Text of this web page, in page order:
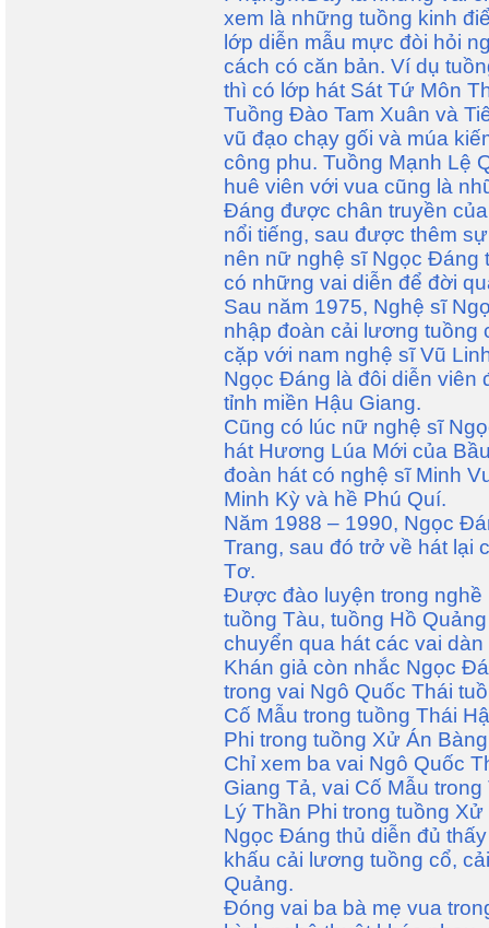
xem là những tuồng kinh
lớp diễn mẫu mực đòi hỏi
cách có căn bản. Ví dụ
thì có lớp hát Sát Tứ Môn
Tuồng Đào Tam Xuân và
vũ đạo chạy gối và múa
công phu. Tuồng Mạnh Lệ
huê viên với vua cũng là
Đáng được chân truyền
nổi tiếng, sau được thêm
nên nữ nghệ sĩ Ngọc Đáng
có những vai diễn để đời
Sau năm 1975, Nghệ sĩ
nhập đoàn cải lương tuồng
cặp với nam nghệ sĩ Vũ
Ngọc Đáng là đôi diễn viên
tỉnh miền Hậu Giang.
Cũng có lúc nữ nghệ sĩ
hát Hương Lúa Mới của
đoàn hát có nghệ sĩ Minh
Minh Kỳ và hề Phú Quí.
Năm 1988 – 1990, Ngọc
Trang, sau đó trở về hát lại
Tơ.
Được đào luyện trong
tuồng Tàu, tuồng Hồ
chuyển qua hát các vai
Khán giả còn nhắc Ngọc
trong vai Ngô Quốc Thái
Cố Mẫu trong tuồng Thái
Phi trong tuồng Xử Án
Chỉ xem ba vai Ngô Quốc
Giang Tả, vai Cố Mẫu
Lý Thần Phi trong tuồng
Ngọc Đáng thủ diễn đủ
khấu cải lương tuồng cổ,
Quảng.
Đóng vai ba bà mẹ vua